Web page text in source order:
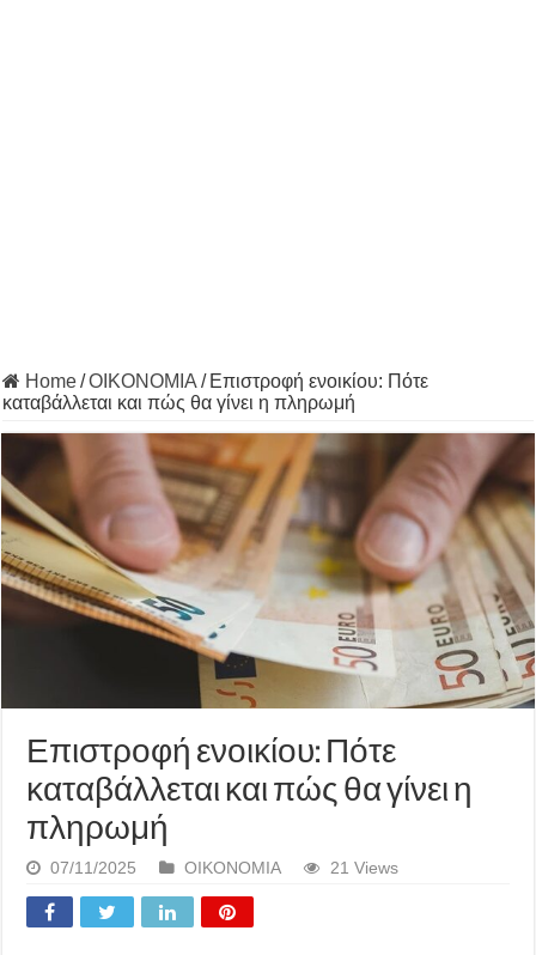
Home/ΟΙΚΟΝΟΜΙΑ / Επιστροφή ενοικίου: Πότε
καταβάλλεται και πώς θα γίνει η πληρωμή
Επιστροφή ενοικίου: Πότε
καταβάλλεται και πώς θα γίνει η
πληρωμή
07/11/2025 ΟΙΚΟΝΟΜΙΑ 21 Views